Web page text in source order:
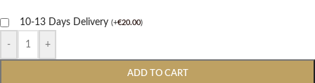
10-13 Days Delivery (+€20.00)
- +
ADD TO CART